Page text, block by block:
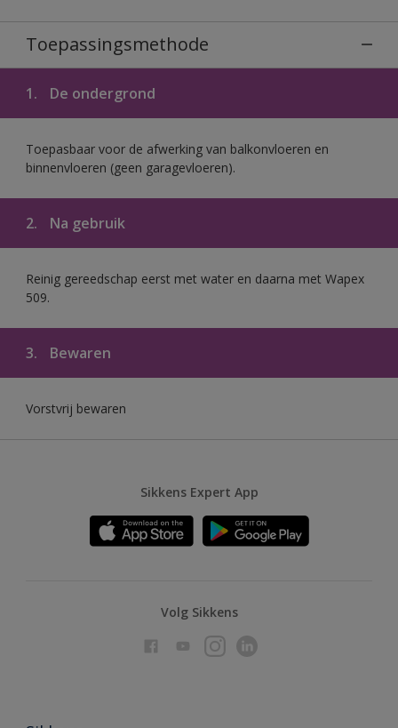
Toepassingsmethode
1. De ondergrond
Toepasbaar voor de afwerking van balkonvloeren en
binnenvloeren (geen garagevloeren).
2. Na gebruik
Reinig gereedschap eerst met water en daarna met Wapex
509.
3. Bewaren
Vorstvrij bewaren
Sikkens Expert App
Volg Sikkens